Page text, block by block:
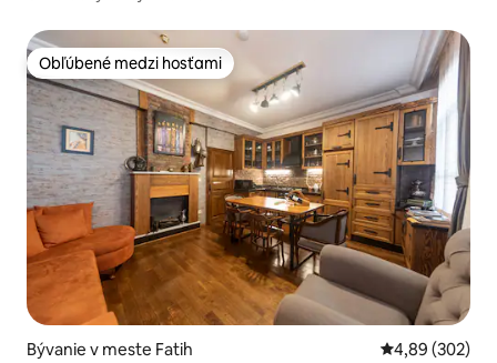
Obľúbené medzi hosťami
Obľúbené medzi hosťami
Bývanie v meste Fatih Priemerné
4,89 (302)